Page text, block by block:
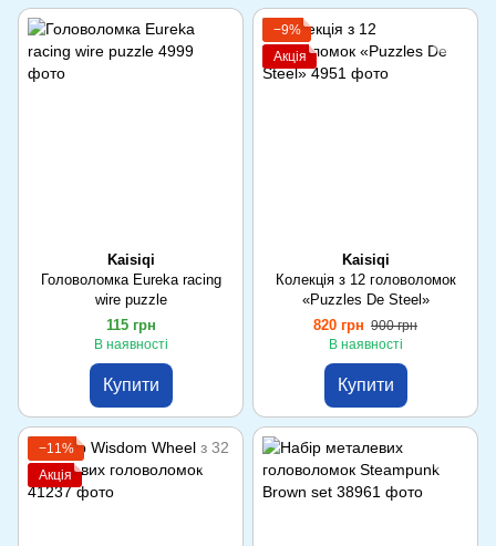
Kaisiqi
Головоломка Eureka racing
wire puzzle
115 грн
В наявності
Купити
−9%
Акція
Kaisiqi
Колекція з 12 головоломок
«Puzzles De Steel»
820 грн 900 грн
В наявності
Купити
−11%
Акція